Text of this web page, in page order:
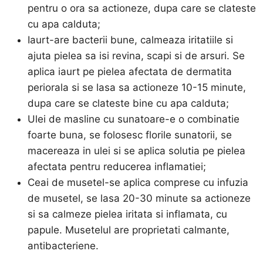
pentru o ora sa actioneze, dupa care se clateste
cu apa calduta;
Iaurt-are bacterii bune, calmeaza iritatiile si
ajuta pielea sa isi revina, scapi si de arsuri. Se
aplica iaurt pe pielea afectata de dermatita
periorala si se lasa sa actioneze 10-15 minute,
dupa care se clateste bine cu apa calduta;
Ulei de masline cu sunatoare-e o combinatie
foarte buna, se folosesc florile sunatorii, se
macereaza in ulei si se aplica solutia pe pielea
afectata pentru reducerea inflamatiei;
Ceai de musetel-se aplica comprese cu infuzia
de musetel, se lasa 20-30 minute sa actioneze
si sa calmeze pielea iritata si inflamata, cu
papule. Musetelul are proprietati calmante,
antibacteriene.